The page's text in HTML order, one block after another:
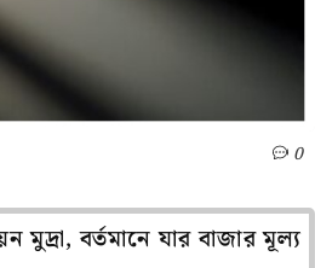
0
বর্তমানে যার বাজার মূল্য